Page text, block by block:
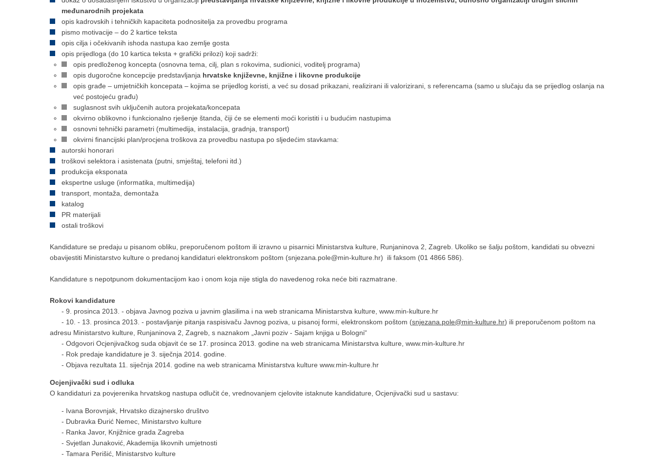
međunarodnih projekata
opis kadrovskih i tehničkih kapaciteta podnositelja za provedbu programa
pismo motivacije – do 2 kartice teksta
opis cilja i očekivanih ishoda nastupa kao zemlje gosta
opis prijedloga (do 10 kartica teksta + grafički prilozi) koji sadrži:
opis predloženog koncepta (osnovna tema, cilj, plan s rokovima, sudionici, voditelj programa)
opis dugoročne koncepcije predstavljanja hrvatske književne, knjižne i likovne produkcije
opis građe – umjetničkih koncepata – kojima se prijedlog koristi, a već su dosad prikazani, realizirani ili valorizirani, s referencama (samo u slučaju da se prijedlog oslanja na
već postojeću građu)
suglasnost svih uključenih autora projekata/koncepata
okvirno oblikovno i funkcionalno rješenje štanda, čiji će se elementi moći koristiti i u budućim nastupima
osnovni tehnički parametri (multimedija, instalacija, gradnja, transport)
okvirni financijski plan/procjena troškova za provedbu nastupa po sljedećim stavkama:
autorski honorari
troškovi selektora i asistenata (putni, smještaj, telefoni itd.)
produkcija eksponata
ekspertne usluge (informatika, multimedija)
transport, montaža, demontaža
katalog
PR materijali
ostali troškovi
Kandidature se predaju u pisanom obliku, preporučenom poštom ili izravno u pisarnici Ministarstva kulture, Runjaninova 2, Zagreb. Ukoliko se šalju poštom, kandidati su obvezni
obavijestiti Ministarstvo kulture o predanoj kandidaturi elektronskom poštom (snjezana.pole@min-kulture.hr) ili faksom (01 4866 586).
Kandidature s nepotpunom dokumentacijom kao i onom koja nije stigla do navedenog roka neće biti razmatrane.
Rokovi kandidature
- 9. prosinca 2013. - objava Javnog poziva u javnim glasilima i na web stranicama Ministarstva kulture, www.min-kulture.hr
- 10. - 13. prosinca 2013. - postavljanje pitanja raspisivaču Javnog poziva, u pisanoj formi, elektronskom poštom (snjezana.pole@min-kulture.hr) ili preporučenom poštom na
adresu Ministarstvo kulture, Runjaninova 2, Zagreb, s naznakom „Javni poziv - Sajam knjiga u Bologni“
- Odgovori Ocjenjivačkog suda objavit će se 17. prosinca 2013. godine na web stranicama Ministarstva kulture, www.min-kulture.hr
- Rok predaje kandidature je 3. siječnja 2014. godine.
- Objava rezultata 11. siječnja 2014. godine na web stranicama Ministarstva kulture www.min-kulture.hr
Ocjenjivački sud i odluka
O kandidaturi za povjerenika hrvatskog nastupa odlučit će, vrednovanjem cjelovite istaknute kandidature, Ocjenjivački sud u sastavu:
- Ivana Borovnjak, Hrvatsko dizajnersko društvo
- Dubravka Đurić Nemec, Ministarstvo kulture
- Ranka Javor, Knjižnice grada Zagreba
- Svjetlan Junaković, Akademija likovnih umjetnosti
- Tamara Perišić, Ministarstvo kulture